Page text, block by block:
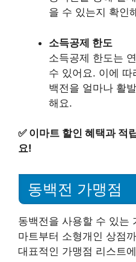
을 수 있는지 확인
소득공제 한도
소득공제 한도는
수 있어요. 이에
백전을 얼마나 활
해요.
✅ 이마트 할인 혜택과 적
요!
동백전 가맹점
동백전을 사용할 수 있는
마트부터 소형개인 상점
대표적인 가맹점 리스트